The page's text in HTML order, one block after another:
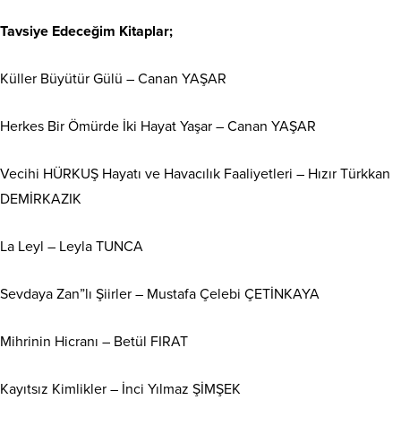
Tavsiye Edeceğim Kitaplar;
Küller Büyütür Gülü – Canan YAŞAR
Herkes Bir Ömürde İki Hayat Yaşar – Canan YAŞAR
Vecihi HÜRKUŞ Hayatı ve Havacılık Faaliyetleri – Hızır Türkkan
DEMİRKAZIK
La Leyl – Leyla TUNCA
Sevdaya Zan”lı Şiirler – Mustafa Çelebi ÇETİNKAYA
Mihrinin Hicranı – Betül FIRAT
Kayıtsız Kimlikler – İnci Yılmaz ŞİMŞEK